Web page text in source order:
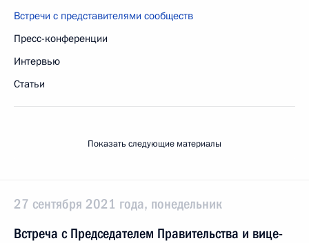
Встречи с представителями сообществ
Пресс-конференции
Интервью
Статьи
Показать следующие материалы
27 сентября 2021 года, понедельник
Встреча с Председателем Правительства и вице-